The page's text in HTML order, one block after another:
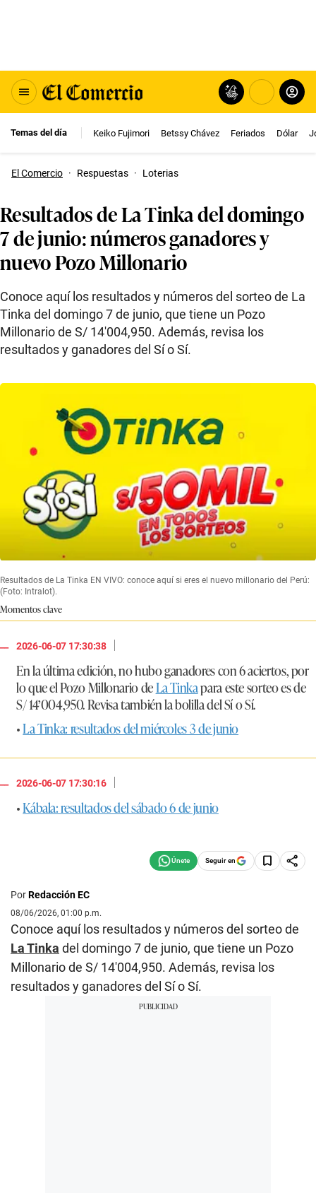
Temas del día Keiko Fujimori Betssy Chávez Feriados Dólar
El Comercio · Respuestas · Loterias
Resultados de La Tinka del domingo
7 de junio: números ganadores y
nuevo Pozo Millonario
Conoce aquí los resultados y números del sorteo de La
Tinka del domingo 7 de junio, que tiene un Pozo
Millonario de S/ 14′004,950. Además, revisa los
resultados y ganadores del Sí o Sí.
Resultados de La Tinka EN VIVO: conoce aquí si eres el nuevo millonario del Perú:
(Foto: Intralot).
Momentos clave
2026-06-07 17:30:38
|
En la última edición, no hubo ganadores con 6 aciertos, por
lo que el Pozo Millonario deLa Tinkapara este sorteo es de
S/ 14’004,950. Revisa también la bolilla del Sí o Sí.
•La Tinka: resultados del miércoles 3 de junio
2026-06-07 17:30:16
|
•Kábala: resultados del sábado 6 de junio
Seguir en
PorRedacción EC
08/06/2026, 01:00 p.m.
Conoce aquí los resultados y números del sorteo de
La Tinka del domingo 7 de junio, que tiene un Pozo
Millonario de S/ 14′004,950. Además, revisa los
resultados y ganadores del Sí o Sí.